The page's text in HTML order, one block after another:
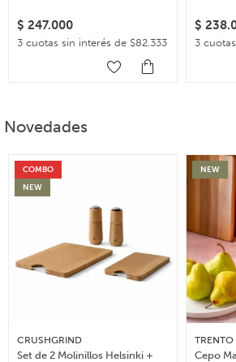
$ 247.000
3 cuotas sin interés de $82.333
$
3
Novedades
COMBO
NEW
CRUSHGRIND
Set de 2 Molinillos Helsinki +
NEW
TRENTO
Cepo